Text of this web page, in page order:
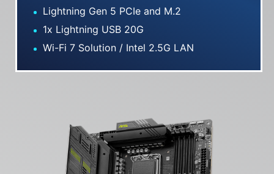
Lightning Gen 5 PCIe and M.2
1x Lightning USB 20G
Wi-Fi 7 Solution / Intel 2.5G LAN